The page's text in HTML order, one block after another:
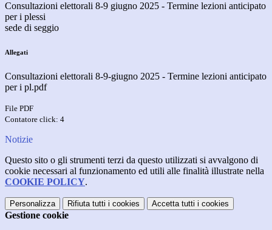
Consultazioni elettorali 8-9 giugno 2025 - Termine lezioni anticipato
per i plessi
sede di seggio
Allegati
Consultazioni elettorali 8-9-giugno 2025 - Termine lezioni anticipato
per i pl.pdf
File PDF
Contatore click: 4
Notizie
Questo sito o gli strumenti terzi da questo utilizzati si avvalgono di
cookie necessari al funzionamento ed utili alle finalità illustrate nella
COOKIE POLICY.
Personalizza Rifiuta tutti i cookies Accetta tutti i cookies
Gestione cookie